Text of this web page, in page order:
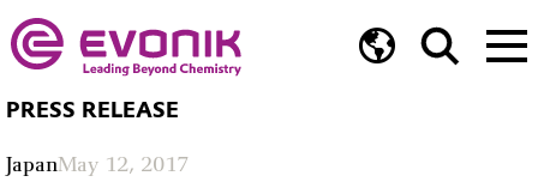
PRESS RELEASE
JapanMay 12, 2017